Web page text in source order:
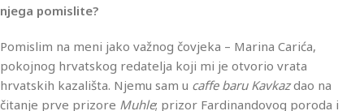
njega pomislite?
Pomislim na meni jako važnog čovjeka – Marina Carića,
pokojnog hrvatskog redatelja koji mi je otvorio vrata
hrvatskih kazališta. Njemu sam u caffe baru Kavkazdao na
čitanje prve prizore Muhle; prizor Fardinandovog poroda i